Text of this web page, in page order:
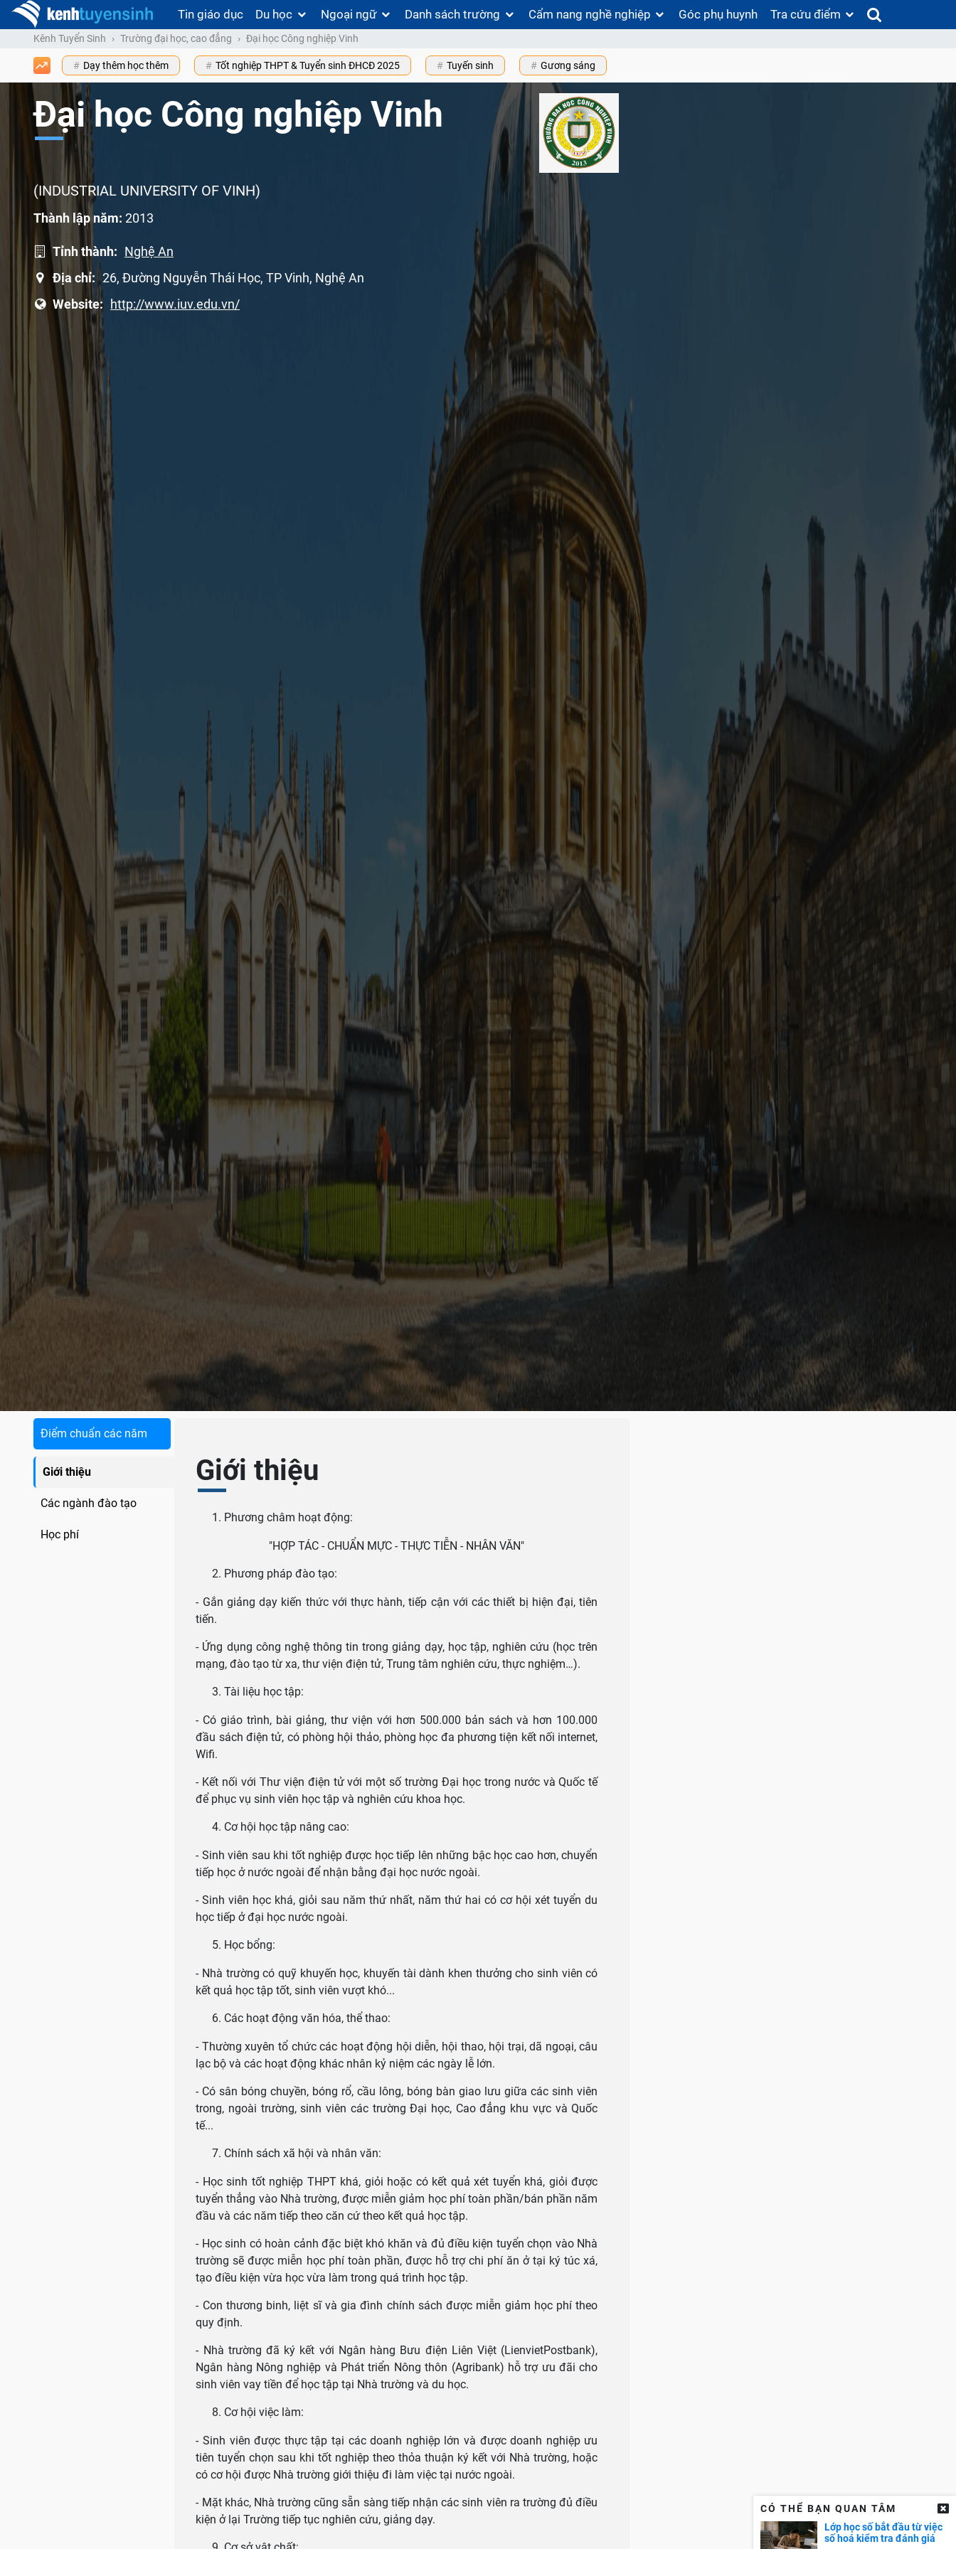
Tin giáo dục Du học Ngoại ngữ Danh sách trường Cẩm nang nghề nghiệp Góc phụ huynh Tra cứu điểm
Kênh Tuyển Sinh Trường đại học, cao đẳng Đại học Công nghiệp Vinh
Dạy thêm học thêm Tốt nghiệp THPT & Tuyển sinh ĐHCĐ 2025 Tuyến sinh Gương sáng
Đại học Công nghiệp Vinh
(INDUSTRIAL UNIVERSITY OF VINH)
Thành lập năm: 2013
Tỉnh thành: Nghệ An
Địa chỉ: 26, Đường Nguyễn Thái Học, TP Vinh, Nghệ An
Website: http://www.iuv.edu.vn/
Điểm chuẩn các năm
Giới thiệu
Các ngành đào tạo
Học phí
Giới thiệu
Phương châm hoạt động:
"HỢP TÁC - CHUẨN MỰC - THỰC TIỄN - NHÂN VĂN"
Phương pháp đào tạo:
- Gắn giảng dạy kiến thức với thực hành, tiếp cận với các thiết bị hiện đại, tiên
tiến.
- Ứng dụng công nghệ thông tin trong giảng dạy, học tập, nghiên cứu (học trên
mạng, đào tạo từ xa, thư viện điện tử, Trung tâm nghiên cứu, thực nghiệm…).
Tài liệu học tập:
- Có giáo trình, bài giảng, thư viện với hơn 500.000 bản sách và hơn 100.000
đầu sách điện tử, có phòng hội thảo, phòng học đa phương tiện kết nối internet,
Wifi.
- Kết nối với Thư viện điện tử với một số trường Đại học trong nước và Quốc tế
để phục vụ sinh viên học tập và nghiên cứu khoa học.
Cơ hội học tập nâng cao:
- Sinh viên sau khi tốt nghiệp được học tiếp lên những bậc học cao hơn, chuyển
tiếp học ở nước ngoài để nhận bằng đại học nước ngoài.
- Sinh viên học khá, giỏi sau năm thứ nhất, năm thứ hai có cơ hội xét tuyển du
học tiếp ở đại học nước ngoài.
Học bổng:
- Nhà trường có quỹ khuyến học, khuyến tài dành khen thưởng cho sinh viên có
kết quả học tập tốt, sinh viên vượt khó...
Các hoạt động văn hóa, thể thao:
- Thường xuyên tổ chức các hoạt động hội diễn, hội thao, hội trại, dã ngoại, câu
lạc bộ và các hoạt động khác nhân kỷ niệm các ngày lễ lớn.
- Có sân bóng chuyền, bóng rổ, cầu lông, bóng bàn giao lưu giữa các sinh viên
trong, ngoài trường, sinh viên các trường Đại học, Cao đẳng khu vực và Quốc
tế...
Chính sách xã hội và nhân văn:
- Học sinh tốt nghiệp THPT khá, giỏi hoặc có kết quả xét tuyển khá, giỏi được
tuyển thẳng vào Nhà trường, được miễn giảm học phí toàn phần/bán phần năm
đầu và các năm tiếp theo căn cứ theo kết quả học tập.
- Học sinh có hoàn cảnh đặc biệt khó khăn và đủ điều kiện tuyển chọn vào Nhà
trường sẽ được miễn học phí toàn phần, được hỗ trợ chi phí ăn ở tại ký túc xá,
tạo điều kiện vừa học vừa làm trong quá trình học tập.
- Con thương binh, liệt sĩ và gia đình chính sách được miễn giảm học phí theo
quy định.
- Nhà trường đã ký kết với Ngân hàng Bưu điện Liên Việt (LienvietPostbank),
Ngân hàng Nông nghiệp và Phát triển Nông thôn (Agribank) hỗ trợ ưu đãi cho
sinh viên vay tiền để học tập tại Nhà trường và du học.
Cơ hội việc làm:
- Sinh viên được thực tập tại các doanh nghiệp lớn và được doanh nghiệp ưu
tiên tuyển chọn sau khi tốt nghiệp theo thỏa thuận ký kết với Nhà trường, hoặc
có cơ hội được Nhà trường giới thiệu đi làm việc tại nước ngoài.
- Mặt khác, Nhà trường cũng sẵn sàng tiếp nhận các sinh viên ra trường đủ điều
kiện ở lại Trường tiếp tục nghiên cứu, giảng dạy.
CÓ THỂ BẠN QUAN TÂM
Lớp học số bắt đầu từ việc
số hoá kiểm tra đánh giá